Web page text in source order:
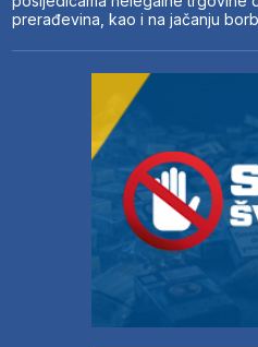
prerađevina, kao i na jačanju